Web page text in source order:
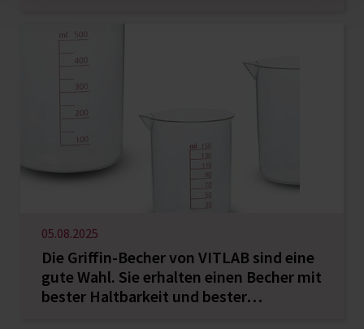
05.08.2025
Die Griffin-Becher von VITLAB sind eine
gute Wahl. Sie erhalten einen Becher mit
bester Haltbarkeit und bester…